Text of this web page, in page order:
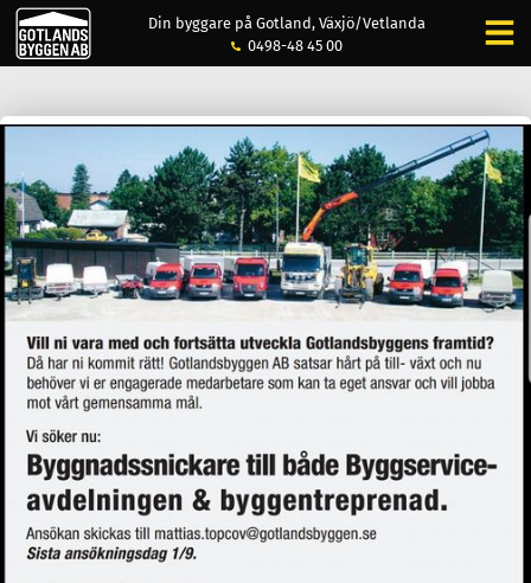
Din byggare på Gotland, Växjö/Vetlanda
0498-48 45 00